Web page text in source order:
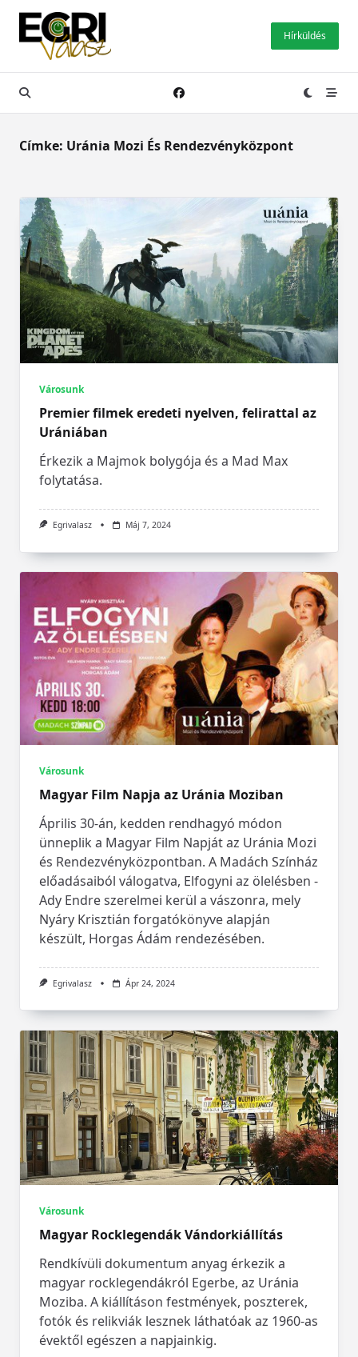
Skip
content
Hírküldés
Címke: Uránia Mozi És Rendezvényközpont
Városunk
Premier filmek eredeti nyelven, felirattal az
Urániában
Érkezik a Majmok bolygója és a Mad Max
folytatása.
Egrivalasz Máj 7, 2024
Városunk
Magyar Film Napja az Uránia Moziban
Április 30-án, kedden rendhagyó módon
ünneplik a Magyar Film Napját az Uránia Mozi
és Rendezvényközpontban. A Madách Színház
előadásaiból válogatva, Elfogyni az ölelésben -
Ady Endre szerelmei kerül a vászonra, mely
Nyáry Krisztián forgatókönyve alapján
készült, Horgas Ádám rendezésében.
Egrivalasz Ápr 24, 2024
Városunk
Magyar Rocklegendák Vándorkiállítás
Rendkívüli dokumentum anyag érkezik a
magyar rocklegendákról Egerbe, az Uránia
Moziba. A kiállításon festmények, poszterek,
fotók és relikviák lesznek láthatóak az 1960-as
évektől egészen a napjainkig.